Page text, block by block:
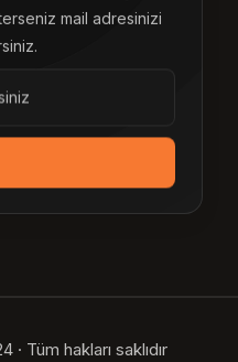
mail adresinizi
· Tüm hakları saklıdır